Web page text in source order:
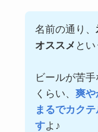
名前の通り、
オススメ と
ビールが苦
くらい、 爽や
まるでカク
すよ♪